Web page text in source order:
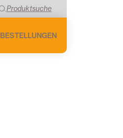
Produktsuche
BESTELLUNGEN